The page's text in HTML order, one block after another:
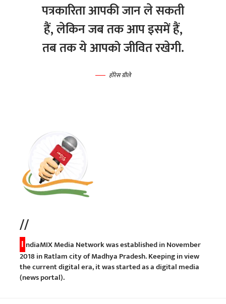
पत्रकारिता आपकी जान ले सकती
हैं, लेकिन जब तक आप इसमें हैं,
तब तक ये आपको जीवित रखेगी.
होरेस ग्रीले
//
I ndiaMIX Media Network was established in November
2018 in Ratlam city of Madhya Pradesh. Keeping in view
the current digital era, it was started as a digital media
(news portal).